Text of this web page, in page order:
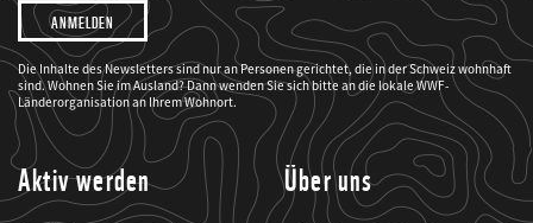
Ich
möchte,
dass
der
WWF
mich
über
seine
Projekte
informiert.
Die Inhalte des Newsletters sind nur an Personen gerichtet, die in der Schweiz wohnhaft
sind. Wohnen Sie im Ausland? Dann wenden Sie sich bitte an die lokale WWF-
Länderorganisation an Ihrem Wohnort.
Aktiv werden Über uns